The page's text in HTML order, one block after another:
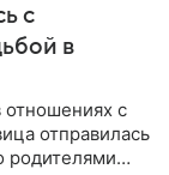
с
в
с
отправилась
родителями